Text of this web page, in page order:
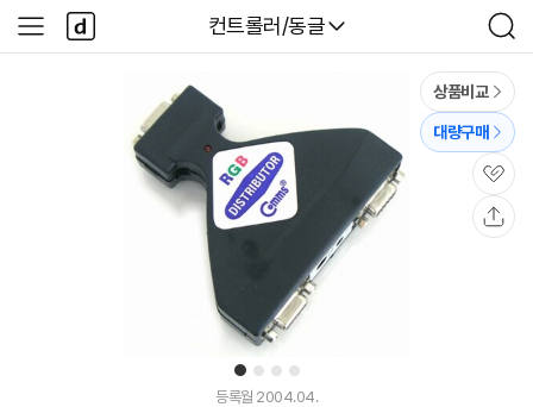
다나와
컨트롤러/동글
검
색
사
이
다
나
와
1 2 3 4
상품비교
대량구매
관
심
등록월 2004.04.